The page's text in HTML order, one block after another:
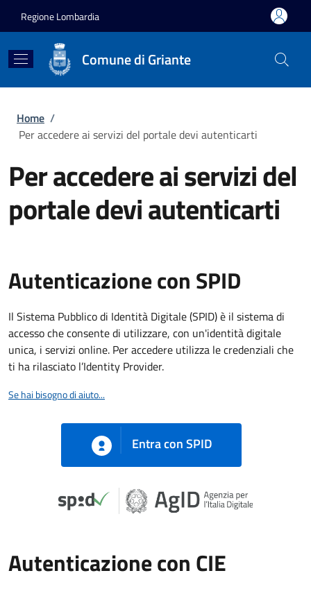
Regione Lombardia
Comune di Griante
Briciole di pane
Home /
Per accedere ai servizi del portale devi autenticarti
Per accedere ai servizi del
portale devi autenticarti
Autenticazione con SPID
Il Sistema Pubblico di Identità Digitale (SPID) è il sistema di
accesso che consente di utilizzare, con un'identità digitale
unica, i servizi online. Per accedere utilizza le credenziali che
ti ha rilasciato l’Identity Provider.
Se hai bisogno di aiuto...
Entra con SPID
Autenticazione con CIE